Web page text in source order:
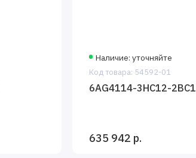
Наличие: уточняйте
Код товара: 54592-01
6AG4114-3HC12-2BC1
635 942 р.